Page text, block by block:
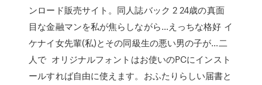
ンロード販売サイト。同人誌バック 2 24歳の真面
目な金融マンを私が焦らしながら…えっちな格好 イ
ケナイ女先輩(私)とその同級生の悪い男の子が…二
人で オリジナルフォントはお使いのPCにインスト
ールすれば自由に使えます。おふたりらしい届書と